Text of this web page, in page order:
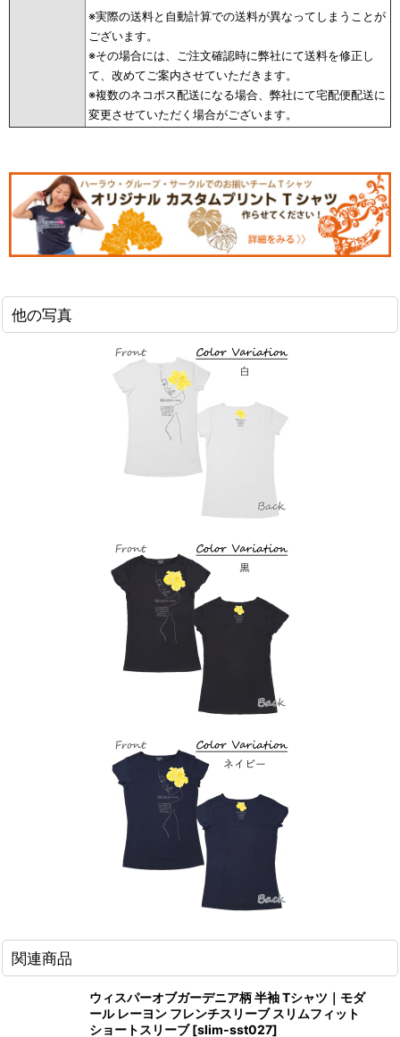
※実際の送料と自動計算での送料が異なってしまうことが
ございます。
※その場合には、ご注文確認時に弊社にて送料を修正し
て、改めてご案内させていただきます。
※複数のネコポス配送になる場合、弊社にて宅配便配送に
変更させていただく場合がございます。
他の写真
関連商品
ウィスパーオブガーデニア柄 半袖 Tシャツ｜モダ
ール レーヨン フレンチスリーブ スリムフィット
ショートスリーブ [slim-sst027]